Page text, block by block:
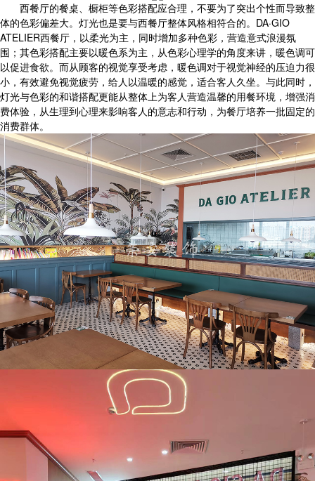
西餐厅的餐桌、橱柜等色彩搭配应合理，不要为了突出个性而导致整
体的色彩偏差大。灯光也是要与西餐厅整体风格相符合的。DA·GIO
ATELIER西餐厅，以柔光为主，同时增加多种色彩，营造意式浪漫氛
围；其色彩搭配主要以暖色系为主，从色彩心理学的角度来讲，暖色调可
以促进食欲。而从顾客的视觉享受考虑，暖色调对于视觉神经的压迫力很
小，有效避免视觉疲劳，给人以温暖的感觉，适合客人久坐。与此同时，
灯光与色彩的和谐搭配更能从整体上为客人营造温馨的用餐环境，增强消
费体验，从生理到心理来影响客人的意志和行动，为餐厅培养一批固定的
消费群体。